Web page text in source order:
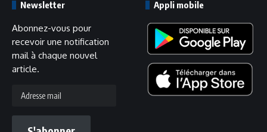
Newsletter
Abonnez-vous pour
recevoir une notification
mail à chaque nouvel
article.
mail
Appli mobile